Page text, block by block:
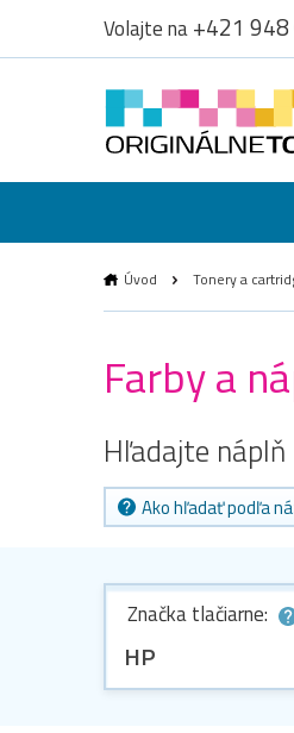
Volajte na+421
Úvod Tonery a
Farby a
Hľadajte
Ako hľadať podľa
Značka tlačiarne:
HP